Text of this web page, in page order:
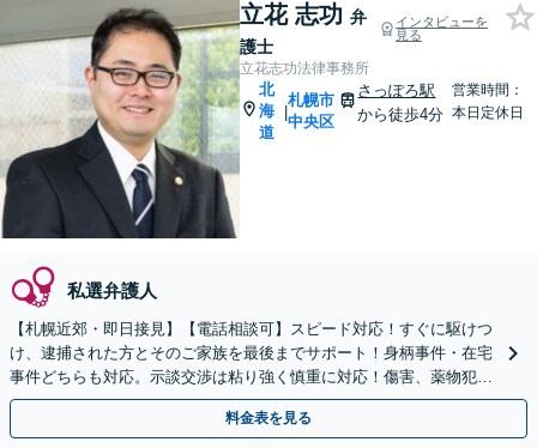
立花 志功 弁
護士
インタビューを
見る
立花志功法律事務所
北
海
道
|
札幌市
中央区
さっぽろ駅
から徒歩4分
営業時間：
本日定休日
私選弁護人
【札幌近郊・即日接見】【電話相談可】スピード対応！すぐに駆けつ
け、逮捕された方とそのご家族を最後までサポート！身柄事件・在宅
事件どちらも対応。示談交渉は粘り強く慎重に対応！傷害、薬物犯
罪、窃盗、詐欺、性犯罪など【秘密厳守・プライバシー配慮】
料金表を見る